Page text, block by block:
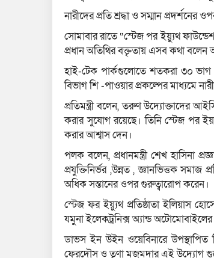
নারীদের প্রতি শ্রদ্ধা ও সম্মান
সোমাবার রাতে “স্টেজ পর ইয়্যুথ
প্রধান অতিথির বক্তৃতায় এসব কথা বলেন
হাই-টেক পার্কগুলোতে শতকরা ৩০ ভাগ
বিভাগ শি -পাওয়ার প্রকল্পের মাধ্যমে
প্রতিমন্ত্রী বলেন, তরুণ উদ্যোক্তাদের
করার সুযোগ রয়েছে। তিনি স্টেজ পর
করার আশ্বাস দেন।
পলক বলেন, প্রধানমন্ত্রী শেখ হাসিনা
প্রযুক্তিনির্ভর ,উন্নত , জ্ঞানভিত্তক
অধিক সন্তানের ওপর গুরুত্বারোপ করেন।
স্টেজ ফর ইয়্যুথ প্রতিষ্ঠাতা ইলিয়াস
যমুনা ইলেকট্রনিক্স অ্যান্ড
ডাভস ইন উইন ওয়েবিনারে উপস্থাপিত
ফেরদৌস ও তৃণা মজুমদার এই উদ্যোগ